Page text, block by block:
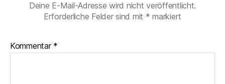
Deine E-Mail-Adresse wird nicht veröffentlicht.
Erforderliche Felder sind mit * markiert
Kommentar *